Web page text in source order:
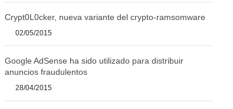
Crypt0L0cker, nueva variante del crypto-ramsomware
02/05/2015
Google AdSense ha sido utilizado para distribuir
anuncios fraudulentos
28/04/2015